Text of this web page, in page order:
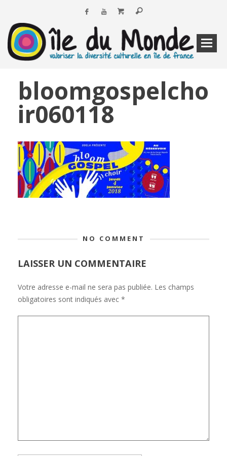
bloomgospelcho
ir060118
NO COMMENT
LAISSER UN COMMENTAIRE
Votre adresse e-mail ne sera pas publiée. Les champs
obligatoires sont indiqués avec *